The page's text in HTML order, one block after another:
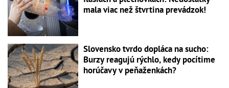
mala viac než štvrtina prevádzok!
Slovensko tvrdo dopláca na sucho:
Burzy reagujú rýchlo, kedy pocítime
horúčavy v peňaženkách?